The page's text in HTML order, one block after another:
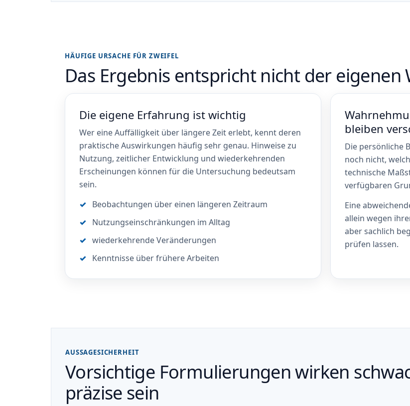
HÄUFIGE URSACHE FÜR ZWEIFEL
Das Ergebnis entspricht nicht der
Die eigene Erfahrung ist wichtig
Wer eine Auffälligkeit über längere Zeit erlebt, kennt deren
praktische Auswirkungen häufig sehr genau. Hinweise zu
Nutzung, zeitlicher Entwicklung und wiederkehrenden
Erscheinungen können für die Untersuchung bedeutsam
sein.
Beobachtungen über einen längeren Zeitraum
Nutzungseinschränkungen im Alltag
wiederkehrende Veränderungen
Kenntnisse über frühere Arbeiten
bleiben
Die persönliche
noch nicht,
technische
verfügbaren
Eine
allein wegen
aber sachlich
prüfen lassen.
AUSSAGESICHERHEIT
Vorsichtige Formulierungen wirken
präzise sein